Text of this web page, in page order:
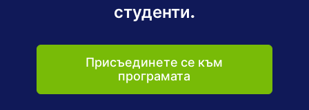
студенти.
Присъединете се към
програмата